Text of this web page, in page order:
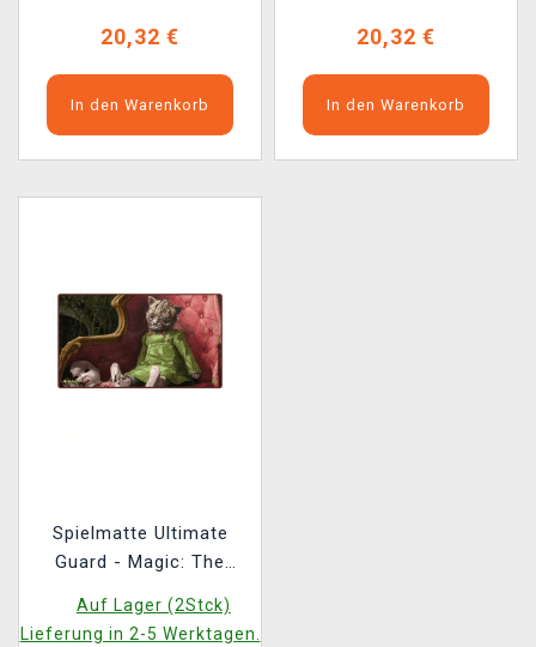
20,32 €
In den Warenkorb
20,32 €
In den Warenkorb
Spielmatte Ultimate
Guard - Magic: The
House of Horror -
Auf Lager (2Stck)
Lieferung in 2-5 Werktagen.